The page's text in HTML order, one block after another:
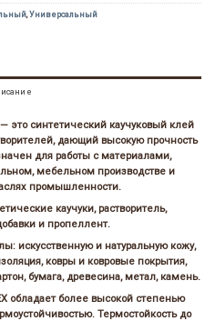
,Универсальный
это синтетический каучуковый клей
дающий высокую прочность
для работы с материалами,
мебельном производстве и
промышленности.
каучуки, растворитель,
и пропеллент.
искусственную и натуральную кожу,
ковры и ковровые покрытия,
бумага, древесина, метал, камень.
обладает более высокой степенью
Термостойкость до